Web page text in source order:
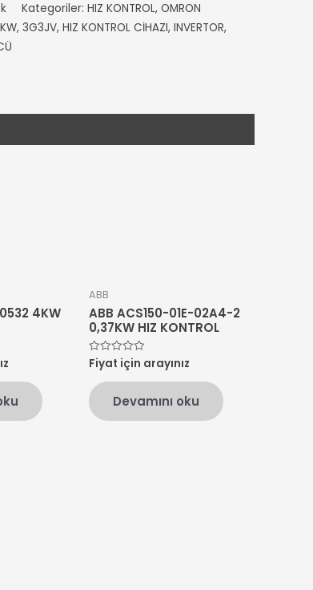
Kategoriler: HIZ KONTROL, OMRON
, 3G3JV, HIZ KONTROL CİHAZI, INVERTOR,
4KW
ABB
ABB ACS150-01E-02A4-2
0,37KW HIZ KONTROL
5
üzerinden
oy
aldı
Fiyat için arayınız
Devamını oku